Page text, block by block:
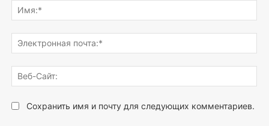
что
думаете...
Сохранить имя и почту для следующих комментариев.